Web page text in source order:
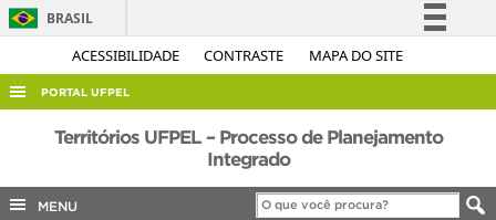
ACESSIBILIDADE CONTRASTE MAPA DO SITE
BRASIL
Simplifique!
Acesso à informação
Legislação
PORTAL UFPEL
ACESSO À INFORMAÇÃO
COBALTO
Territórios UFPEL – Processo de Planejamento
Integrado
MENU